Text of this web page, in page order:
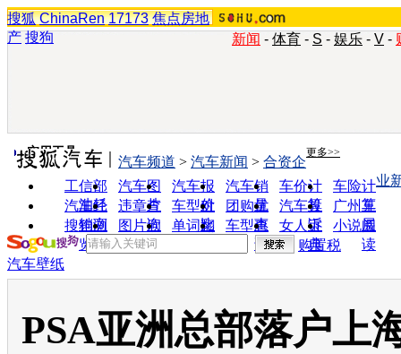
搜狐 ChinaRen 17173 焦点房地
产 搜狗 新闻 - 体育 - S - 娱乐 - V -
实用工具 更多>>
工信部
油耗
汽车图
片
汽车报
价
汽车销
量
车价计
算
车险计
算
汽车经
销商
违章查
询
车型对
比
团购优
惠
汽车投
诉
广州车
展
搜狗浏
览器
图片欣
赏
单词翻
车型查
询
女人宝
典
小说阅
读
汽车频道 > 汽车新闻 > 合资企
业
购置税
汽车壁纸
PSA亚洲总部落户上